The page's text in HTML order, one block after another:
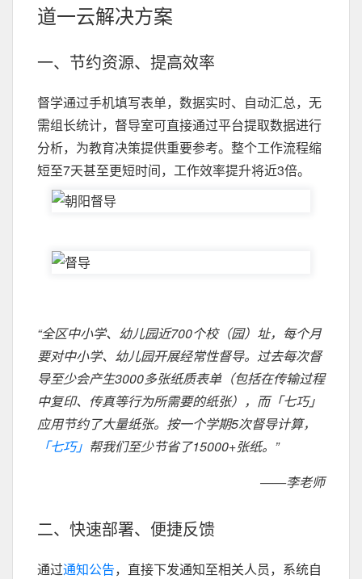
道一云解决方案
一、节约资源、提高效率
督学通过手机填写表单，数据实时、自动汇总，无
需组长统计，督导室可直接通过平台提取数据进行
分析，为教育决策提供重要参考。整个工作流程缩
短至7天甚至更短时间，工作效率提升将近3倍。
“全区中小学、幼儿园近700个校（园）址，每个月
要对中小学、幼儿园开展经常性督导。过去每次督
导至少会产生3000多张纸质表单（包括在传输过程
中复印、传真等行为所需要的纸张），而「七巧」
应用节约了大量纸张。按一个学期5次督导计算，
「七巧」 帮我们至少节省了15000+张纸。”
——李老师
二、快速部署、便捷反馈
通过通知公告，直接下发通知至相关人员，系统自